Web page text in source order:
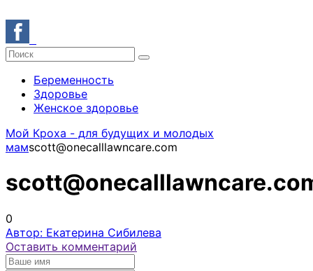
Беременность
Здоровье
Женское здоровье
Мой Кроха - для будущих и молодых
мамscott@onecalllawncare.com
0
Автор: Екатерина Сибилева
Оставить комментарий